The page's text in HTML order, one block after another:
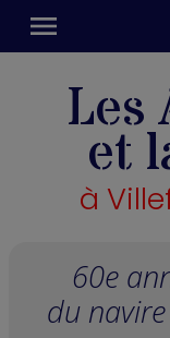
menu
Les
et
à
60e
du